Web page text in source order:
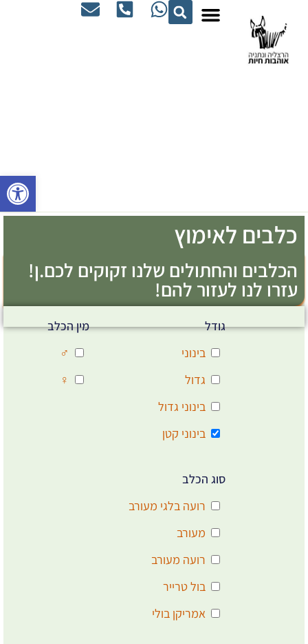
פתח
כלבים לאימוץ
הכלבים והחתולים שלנו זקוקים לכם.ן!
עזרו לנו לעזור להם!
גודל
בינוני
גדול
בינוני גדול
בינוני קטן
מין הכלב
♂
♀
סוג הכלב
רועה בלגי מעורב
מעורב
רועה מעורב
בול טרייר
אמריקן בולי